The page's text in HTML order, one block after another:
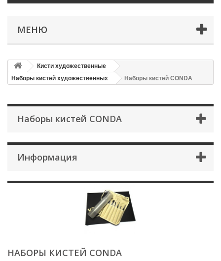
МЕНЮ
Кисти художественные
Наборы кистей художественных
Наборы кистей CONDA
Наборы кистей CONDA
Информация
НАБОРЫ КИСТЕЙ CONDA